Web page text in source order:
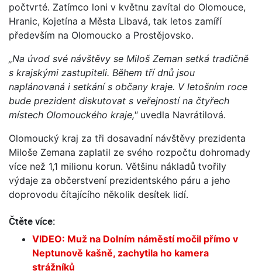
počtvrté. Zatímco loni v květnu zavítal do Olomouce,
Hranic, Kojetína a Města Libavá, tak letos zamíří
především na Olomoucko a Prostějovsko.
„Na úvod své návštěvy se Miloš Zeman setká tradičně
s krajskými zastupiteli. Během tří dnů jsou
naplánovaná i setkání s občany kraje. V letošním roce
bude prezident diskutovat s veřejností na čtyřech
místech Olomouckého kraje," uvedla Navrátilová.
Olomoucký kraj za tři dosavadní návštěvy prezidenta
Miloše Zemana zaplatil ze svého rozpočtu dohromady
více než 1,1 milionu korun. Většinu nákladů tvořily
výdaje za občerstvení prezidentského páru a jeho
doprovodu čítajícího několik desítek lidí.
Čtěte více:
VIDEO: Muž na Dolním náměstí močil přímo v
Neptunově kašně, zachytila ho kamera
strážníků